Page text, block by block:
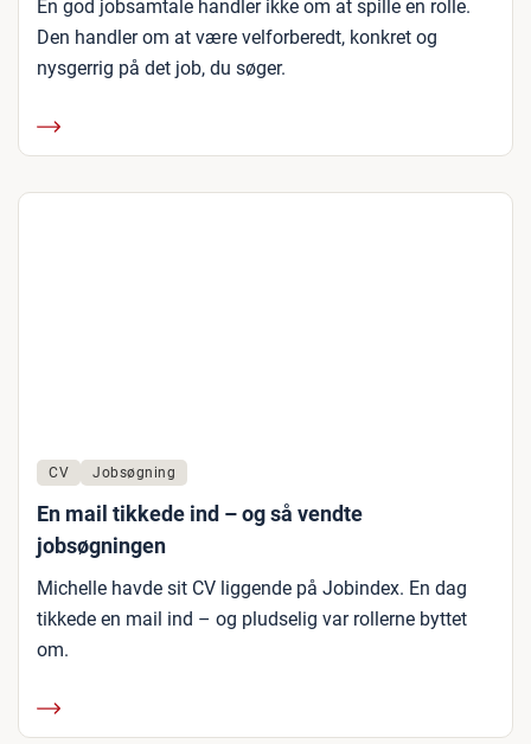
En god jobsamtale handler ikke om at spille en rolle.
Den handler om at være velforberedt, konkret og
nysgerrig på det job, du søger.
CV Jobsøgning
En mail tikkede ind – og så vendte
jobsøgningen
Michelle havde sit CV liggende på Jobindex. En dag
tikkede en mail ind – og pludselig var rollerne byttet
om.